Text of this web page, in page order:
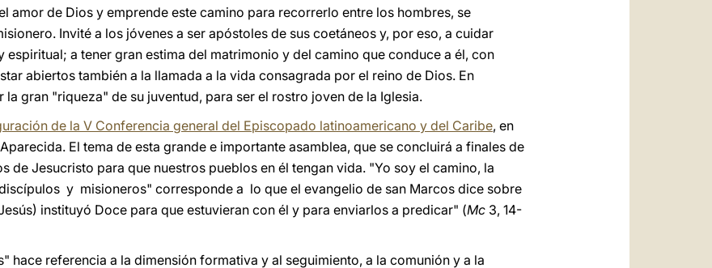
amor de Dios y emprende este camino para recorrerlo entre los hombres, se
Invité a los jóvenes a ser apóstoles de sus coetáneos y, por eso, a cuidar
espiritual; a tener gran estima del matrimonio y del camino que conduce a él, con
abiertos también a la llamada a la vida consagrada por el reino de Dios. En
la gran "riqueza" de su juventud, para ser el rostro joven de la Iglesia.
de la V Conferencia general del Episcopado latinoamericano y del Caribe, en
El tema de esta grande e importante asamblea, que se concluirá a finales de
de Jesucristo para que nuestros pueblos en él tengan vida. "Yo soy el camino, la
y misioneros" corresponde a lo que el evangelio de san Marcos dice sobre
instituyó Doce para que estuvieran con él y para enviarlos a predicar" (Mc 3, 14-
hace referencia a la dimensión formativa y al seguimiento, a la comunión y a la